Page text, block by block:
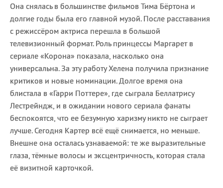
Она снялась в большинстве фильмов Тима Бёртона и
долгие годы была его главной музой. После расставания
с режиссёром актриса перешла в большой
телевизионный формат. Роль принцессы Маргарет в
сериале «Корона» показала, насколько она
универсальна. За эту работу Хелена получила признание
критиков и новые номинации. Долгое время она
блистала в «Гарри Поттере», где сыграла Беллатрису
Лестрейндж, и в ожидании нового сериала фанаты
беспокоятся, что ее безумную харизму никто не сыграет
лучше. Сегодня Картер всё ещё снимается, но меньше.
Внешне она осталась узнаваемой: те же выразительные
глаза, тёмные волосы и эксцентричность, которая стала
её визитной карточкой.